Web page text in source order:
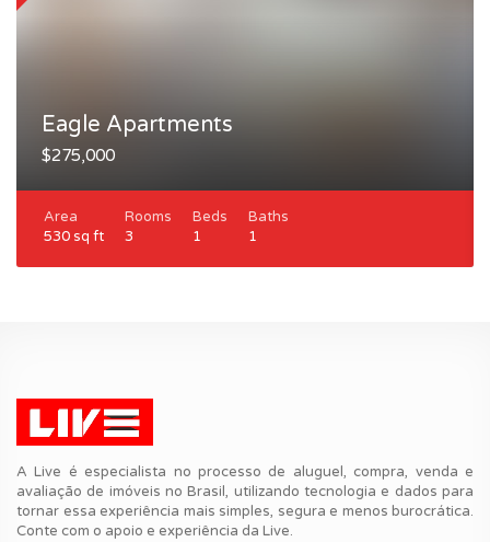
Eagle Apartments
$275,000
Area
530 sq ft
Rooms
3
Beds
1
Baths
1
A Live é especialista no processo de aluguel, compra, venda e
avaliação de imóveis no Brasil, utilizando tecnologia e dados para
tornar essa experiência mais simples, segura e menos burocrática.
Conte com o apoio e experiência da Live.